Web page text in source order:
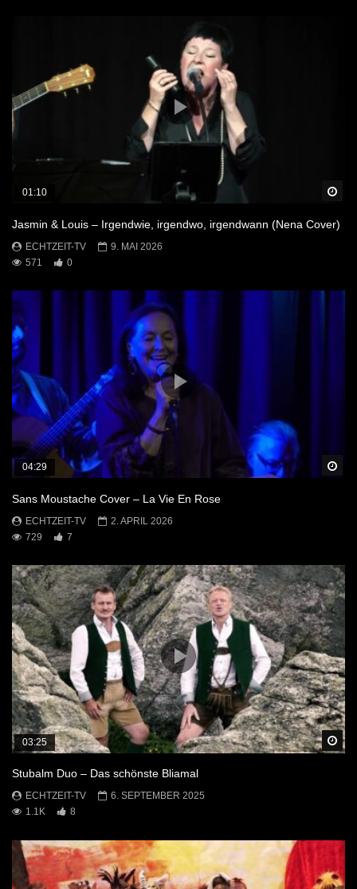
01:10
Jasmin & Louis – Irgendwie, irgendwo, irgendwann (Nena Cover)
ECHTZEIT-TV
9. MAI 2026
571
0
04:29
Sans Moustache Cover – La Vie En Rose
ECHTZEIT-TV
2. APRIL 2026
729
7
03:25
Stubalm Duo – Das schönste Bliamal
ECHTZEIT-TV
6. SEPTEMBER 2025
1.1K
8